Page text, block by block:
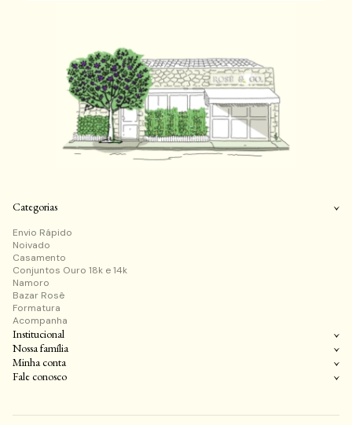
Categorias
Envio Rápido
Noivado
Casamento
Conjuntos Ouro 18k e 14k
Namoro
Bazar Rosê
Formatura
Acompanha
Institucional
Nossa família
Minha conta
Fale conosco